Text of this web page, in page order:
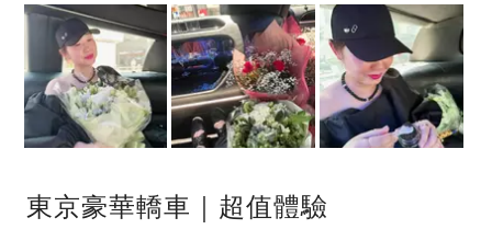
東京豪華轎車｜超值體驗